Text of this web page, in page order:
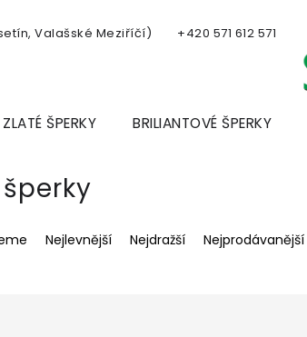
Valašské Meziříčí) +420 571 612 571
ZLATÉ ŠPERKY BRILIANTOVÉ ŠPERKY
Nejlevnější Nejdražší Nejprodávanější